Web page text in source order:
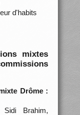
d'habits
mixtes
Drôme :
Brahim,